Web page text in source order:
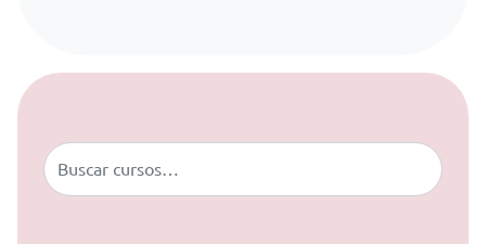
Saltar al contenido
Buscar